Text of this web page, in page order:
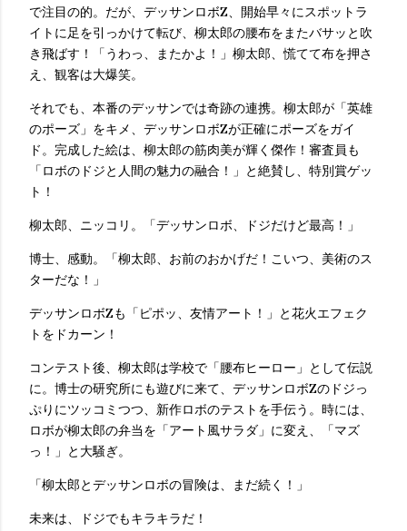
で注目の的。だが、デッサンロボZ、開始早々にスポットラ
イトに足を引っかけて転び、柳太郎の腰布をまたバサッと吹
き飛ばす！「うわっ、またかよ！」柳太郎、慌てて布を押さ
え、観客は大爆笑。
それでも、本番のデッサンでは奇跡の連携。柳太郎が「英雄
のポーズ」をキメ、デッサンロボZが正確にポーズをガイ
ド。完成した絵は、柳太郎の筋肉美が輝く傑作！審査員も
「ロボのドジと人間の魅力の融合！」と絶賛し、特別賞ゲッ
ト！
柳太郎、ニッコリ。「デッサンロボ、ドジだけど最高！」
博士、感動。「柳太郎、お前のおかげだ！こいつ、美術のス
ターだな！」
デッサンロボZも「ピポッ、友情アート！」と花火エフェク
トをドカーン！
コンテスト後、柳太郎は学校で「腰布ヒーロー」として伝説
に。博士の研究所にも遊びに来て、デッサンロボZのドジっ
ぷりにツッコミつつ、新作ロボのテストを手伝う。時には、
ロボが柳太郎の弁当を「アート風サラダ」に変え、「マズ
っ！」と大騒ぎ。
「柳太郎とデッサンロボの冒険は、まだ続く！」
未来は、ドジでもキラキラだ！